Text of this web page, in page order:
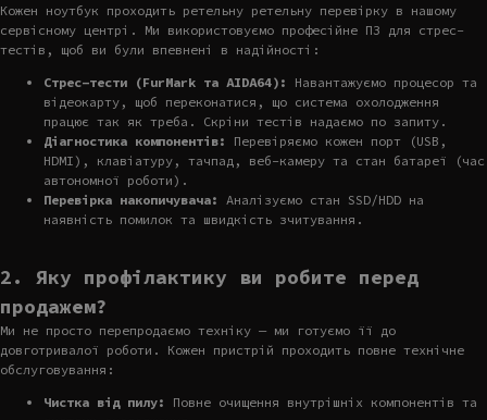
Кожен ноутбук проходить ретельну ретельну перевірку в нашому
сервісному центрі. Ми використовуємо професійне ПЗ для стрес-
тестів, щоб ви були впевнені в надійності:
Стрес-тести (FurMark та AIDA64):
Навантажуємо процесор та
відеокарту, щоб переконатися, що система охолодження
працює так як треба. Скріни тестів надаємо по запиту.
Діагностика компонентів:
Перевіряємо кожен порт (USB,
HDMI), клавіатуру, тачпад, веб-камеру та стан батареї (час
автономної роботи).
Перевірка накопичувача:
Аналізуємо стан SSD/HDD на
наявність помилок та швидкість зчитування.
2. Яку профілактику ви робите перед
продажем?
Ми не просто перепродаємо техніку — ми готуємо її до
довготривалої роботи. Кожен пристрій проходить повне технічне
обслуговування:
Чистка від пилу:
Повне очищення внутрішніх компонентів та